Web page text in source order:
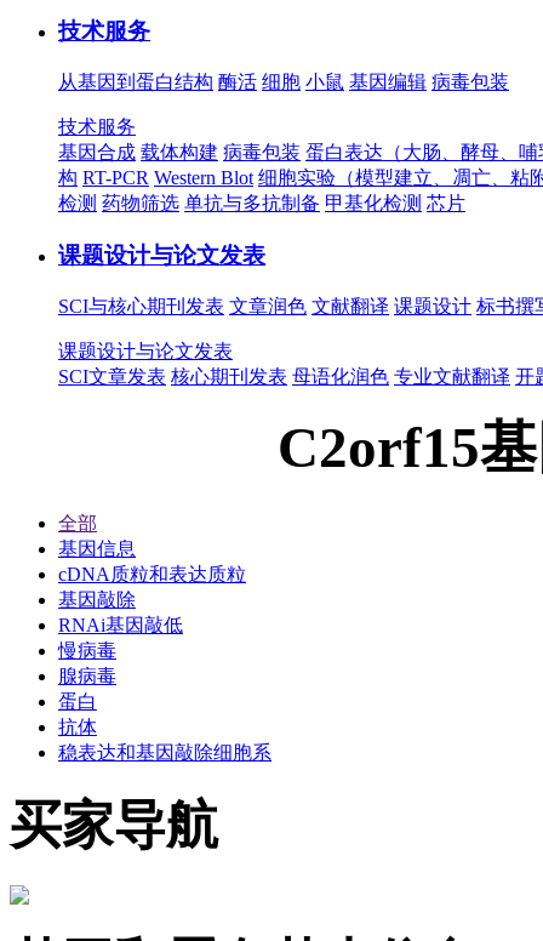
技术服务
从基因到蛋白结构 酶活 细胞 小鼠 基因编辑 病毒包装
技术服务
基因合成 载体构建 病毒包装 蛋白表达（大肠、酵母、
构 RT-PCR Western Blot 细胞实验（模型建立、凋亡、粘
检测 药物筛选 单抗与多抗制备 甲基化检测 芯片
课题设计与论文发表
SCI与核心期刊发表 文章润色 文献翻译 课题设计 标书撰
课题设计与论文发表
SCI文章发表 核心期刊发表 母语化润色 专业文献翻译 开
C2orf15
全部
基因信息
cDNA质粒和表达质粒
基因敲除
RNAi基因敲低
慢病毒
腺病毒
蛋白
抗体
稳表达和基因敲除细胞系
买家导航